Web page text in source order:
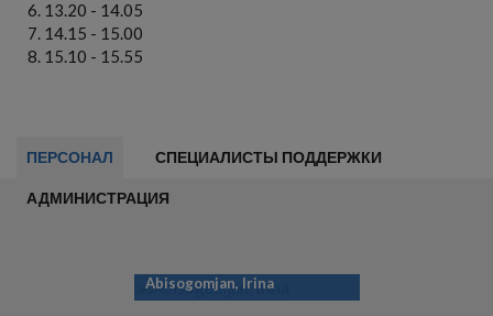
13.20 - 14.05
14.15 - 15.00
15.10 - 15.55
ПЕРСОНАЛ СПЕЦИАЛИСТЫ ПОДДЕРЖКИ
АДМИНИСТРАЦИЯ
Abisogomjan, Irina